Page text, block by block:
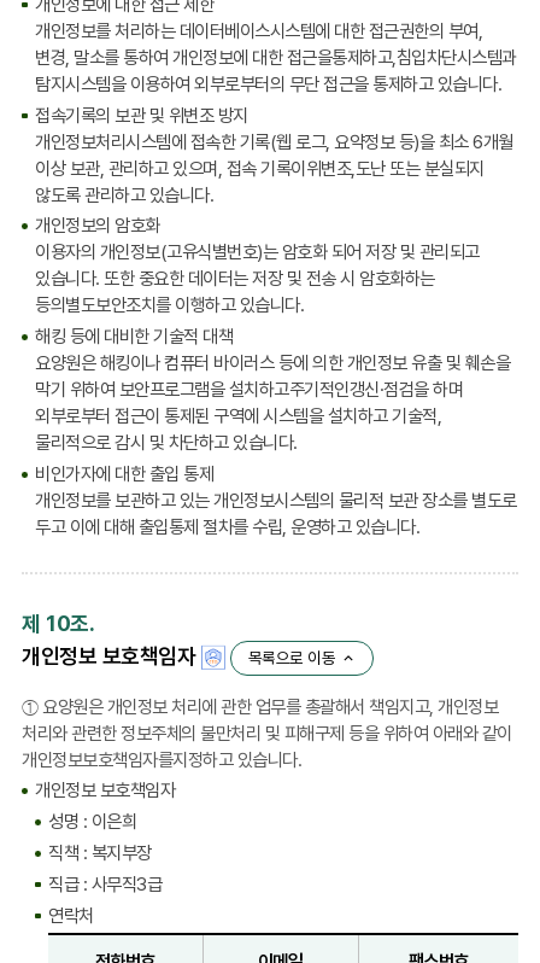
개인정보를 처리하는 데이터베이스시스템에 대한 접근권한의 부여,
변경, 말소를 통하여 개인정보에 대한 접근을통제하고,침입차단시스템과
탐지시스템을 이용하여 외부로부터의 무단 접근을 통제하고 있습니다.
접속기록의 보관 및 위변조 방지
개인정보처리시스템에 접속한 기록(웹 로그, 요약정보 등)을 최소 6개월
이상 보관, 관리하고 있으며, 접속 기록이위변조,도난 또는 분실되지
않도록 관리하고 있습니다.
개인정보의 암호화
이용자의 개인정보(고유식별번호)는 암호화 되어 저장 및 관리되고
있습니다. 또한 중요한 데이터는 저장 및 전송 시 암호화하는
등의별도보안조치를 이행하고 있습니다.
해킹 등에 대비한 기술적 대책
요양원은 해킹이나 컴퓨터 바이러스 등에 의한 개인정보 유출 및 훼손을
막기 위하여 보안프로그램을 설치하고주기적인갱신·점검을 하며
외부로부터 접근이 통제된 구역에 시스템을 설치하고 기술적,
물리적으로 감시 및 차단하고 있습니다.
비인가자에 대한 출입 통제
개인정보를 보관하고 있는 개인정보시스템의 물리적 보관 장소를 별도로
두고 이에 대해 출입통제 절차를 수립, 운영하고 있습니다.
제 10조.
개인정보 보호책임자 목록으로 이동
① 요양원은 개인정보 처리에 관한 업무를 총괄해서 책임지고, 개인정보
처리와 관련한 정보주체의 불만처리 및 피해구제 등을 위하여 아래와 같이
개인정보보호책임자를지정하고 있습니다.
개인정보 보호책임자
성명 : 이은희
직책 : 복지부장
직급 : 사무직3급
연락처